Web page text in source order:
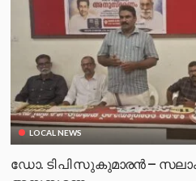
LOCAL NEWS
ഡോ. ടി പി സുകുമാരൻ – സലാം